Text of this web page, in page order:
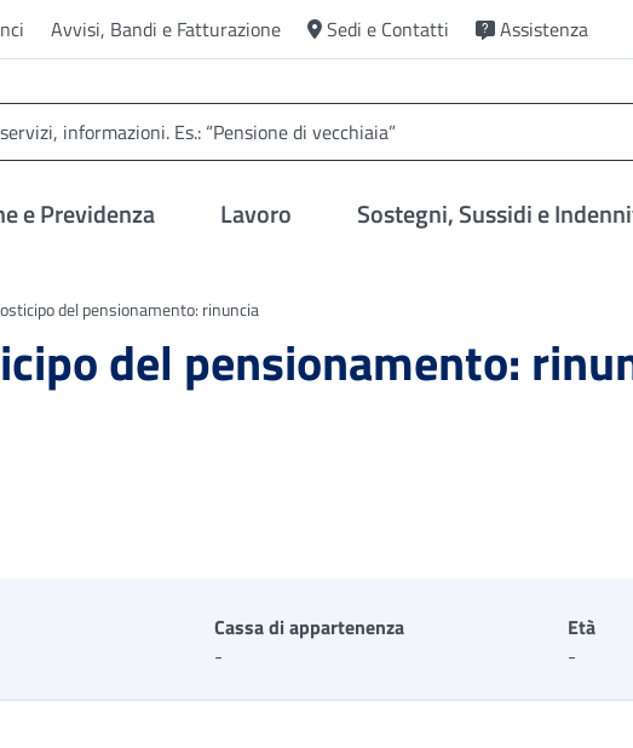
Avvisi, Bandi e Fatturazione Sedi e Contatti Assistenza
e Previdenza Lavoro Sostegni, Sussidi e
del pensionamento: rinuncia
del pensionamento:
Cassa di appartenenza
-
Età
-